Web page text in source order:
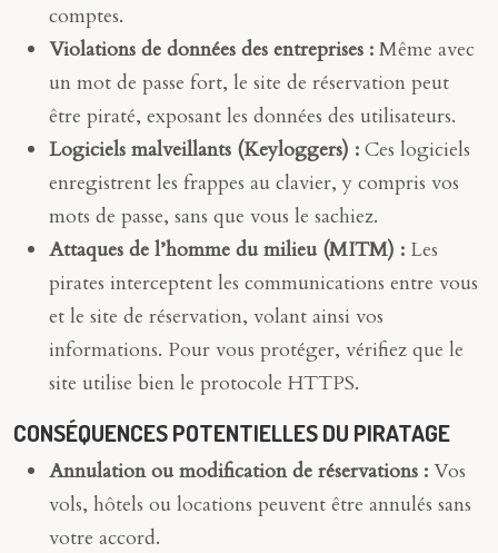
comptes.
Violations de données des entreprises : Même avec
un mot de passe fort, le site de réservation peut
être piraté, exposant les données des utilisateurs.
Logiciels malveillants (Keyloggers) : Ces logiciels
enregistrent les frappes au clavier, y compris vos
mots de passe, sans que vous le sachiez.
Attaques de l’homme du milieu (MITM) : Les
pirates interceptent les communications entre vous
et le site de réservation, volant ainsi vos
informations. Pour vous protéger, vérifiez que le
site utilise bien le protocole HTTPS.
CONSÉQUENCES POTENTIELLES DU PIRATAGE
Annulation ou modification de réservations : Vos
vols, hôtels ou locations peuvent être annulés sans
votre accord.